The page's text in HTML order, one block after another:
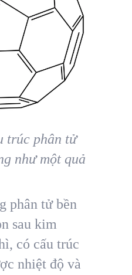
trúc phân tử
như một quả
phân tử bền
sau kim
có cấu trúc
nhiệt độ và